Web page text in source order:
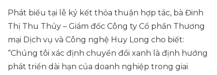
Phát biểu tại lễ ký kết thỏa thuận hợp tác, bà Đinh
Thị Thu Thủy – Giám đốc Công ty Cổ phần Thương
mại Dịch vụ và Công nghệ Huy Long cho biết:
“Chúng tôi xác định chuyển đổi xanh là định hướng
phát triển dài hạn của doanh nghiệp trong giai